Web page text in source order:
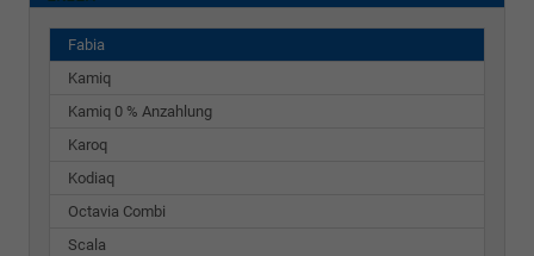
Fabia
Kamiq
Kamiq 0 % Anzahlung
Karoq
Kodiaq
Octavia Combi
Scala